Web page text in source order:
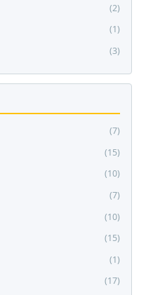
(2)
(1)
(3)
(7)
(15)
(10)
(7)
(10)
(15)
(1)
(17)